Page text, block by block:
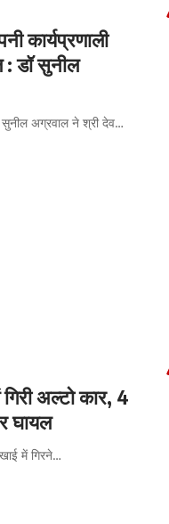
कार्यप्रणाली
: डॉ सुनील
अग्रवाल ने श्री देव…
अल्टो कार, 4
घायल
में गिरने…